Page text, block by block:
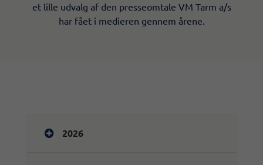
et lille udvalg af den presseomtale VM Tarm a/s
har fået i medieren gennem årene.
2026